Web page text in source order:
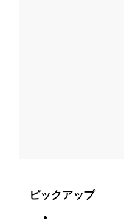
ピックアップ